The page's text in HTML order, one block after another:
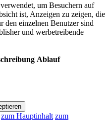
um Besuchern auf
ist, Anzeigen zu zeigen, die
den einzelnen Benutzer sind
und werbetreibende
Ablauf
zum Hauptinhalt zum